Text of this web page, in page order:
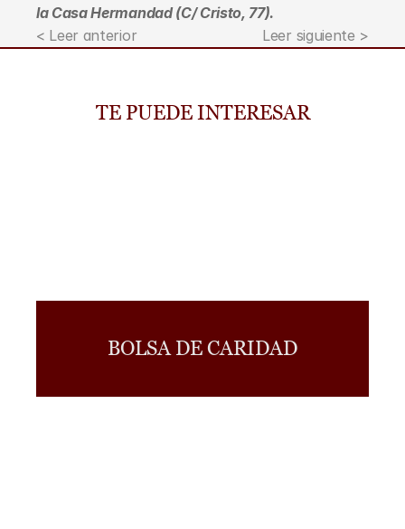
la Casa Hermandad (C/ Cristo, 77).
< Leer anterior
Leer siguiente >
TE PUEDE INTERESAR
BOLSA DE CARIDAD